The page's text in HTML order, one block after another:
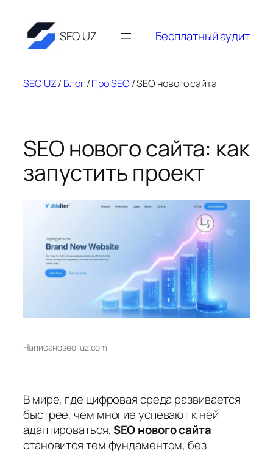
содержимомуSEO UZ Бесплатный аудит
SEO UZ/ Блог/Про SEO /SEO нового сайта
SEO нового сайта: как
запустить проект
Написаноseo-uz.com
В мире, где цифровая среда развивается
быстрее, чем многие успевают к ней
адаптироваться,SEO нового сайта
становится тем фундаментом, без